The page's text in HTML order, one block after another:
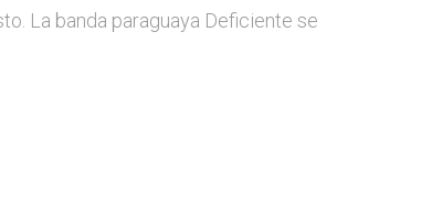
La banda paraguaya Deficiente se